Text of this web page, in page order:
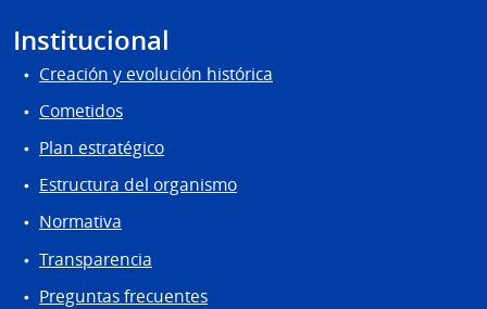
Institucional
Creación y evolución histórica
Cometidos
Plan estratégico
Estructura del organismo
Normativa
Transparencia
Preguntas frecuentes